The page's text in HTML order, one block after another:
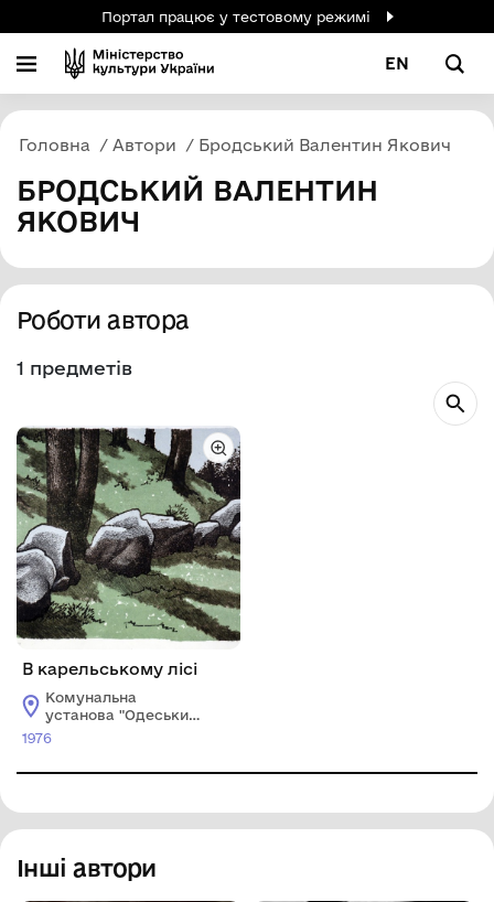
Портал працює у тестовому режимі
EN
Головна Автори Бродський Валентин Якович
БРОДСЬКИЙ ВАЛЕНТИН
ЯКОВИЧ
Роботи автора
1 предметів
В карельському лісі
Комунальна
установа "Одеський
національний
1976
Інші автори